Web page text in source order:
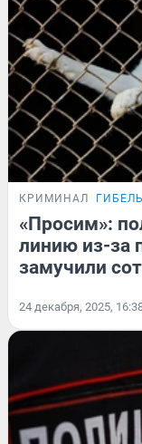
КРИМИНАЛ
«Просим»:
линию из-за
замучили
24 декабря, 2025,